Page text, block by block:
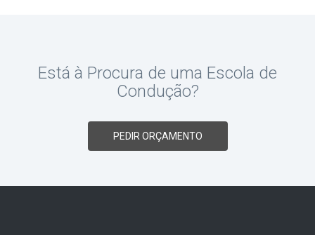
Está à Procura de uma Escola de
Condução?
PEDIR ORÇAMENTO